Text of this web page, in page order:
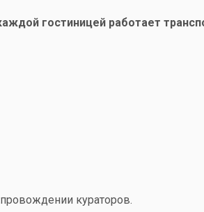
гостиницей работает
кураторов.